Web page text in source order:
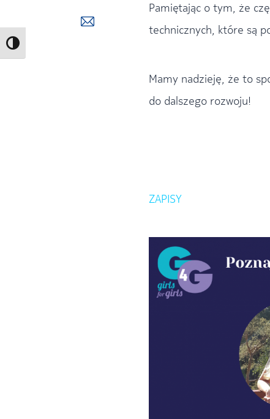
Toggle High Contrast
Pamiętając o tym, że
technicznych, które są
Mamy nadzieję, że to
do dalszego rozwoju!
ZAPISY